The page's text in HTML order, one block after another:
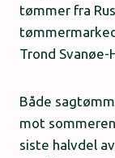
tømmer fra
Trond
Både
mot
siste halvdel